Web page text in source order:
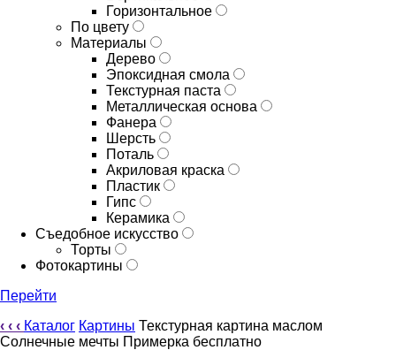
Горизонтальное
По цвету
Материалы
Дерево
Эпоксидная смола
Текстурная паста
Металлическая основа
Фанера
Шерсть
Поталь
Акриловая краска
Пластик
Гипс
Керамика
Съедобное искусство
Торты
Фотокартины
Перейти
‹ ‹ ‹ Каталог Картины Текстурная картина маслом
Солнечные мечты Примерка бесплатно